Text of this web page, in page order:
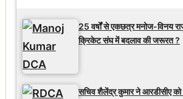
25 वर्षों से एकछत्र मनोज-विनय
क्रिकेट संघ में बदलाव की जरूरत ?
सचिव शैलेंद्र कुमार ने आरडीसीए